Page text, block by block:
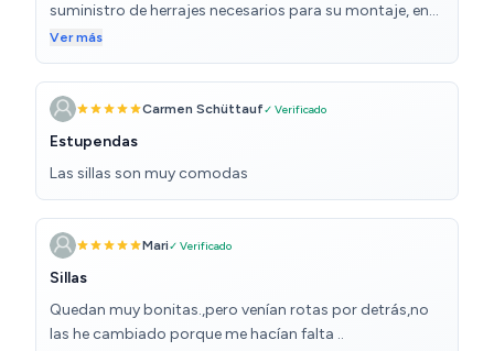
suministro de herrajes necesarios para su montaje, en
conjunto faltaban 8 tornillos y sobraban 6 arandelas.
He tenido suerte y solo ha sido media hora de
búsqueda en el fondo de los cajones, tener que buscar
una ferretería me habría molestado más.
Ver más
Carmen Schüttauf✓ Verificado
Estupendas
Las sillas son muy comodas
Mari✓ Verificado
Sillas
Quedan muy bonitas.,pero venían rotas por detrás,no
las he cambiado porque me hacían falta ..